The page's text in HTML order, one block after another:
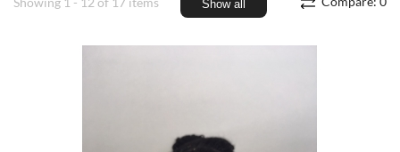
Show all